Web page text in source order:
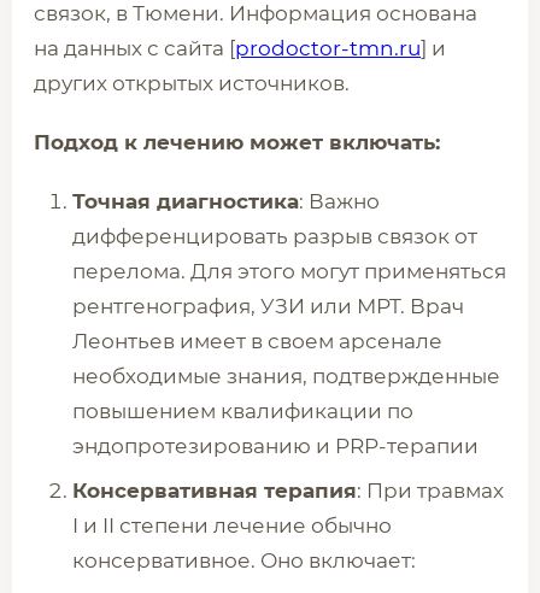
связок, в Тюмени. Информация основана
на данных с сайта [prodoctor-tmn.ru] и
других открытых источников.
Подход к лечению может включать:
Точная диагностика: Важно
дифференцировать разрыв связок от
перелома. Для этого могут применяться
рентгенография, УЗИ или МРТ. Врач
Леонтьев имеет в своем арсенале
необходимые знания, подтвержденные
повышением квалификации по
эндопротезированию и PRP-терапии
Консервативная терапия: При травмах
I и II степени лечение обычно
консервативное. Оно включает: